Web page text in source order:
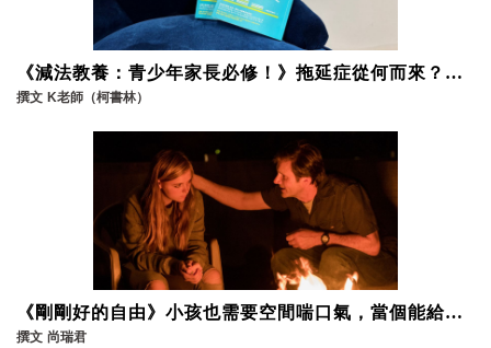
《減法教養：青少年家長必修！》拖延症從何而來？和
孩子一起面對建立良好的溝通環境
撰文 K老師（柯書林）
《剛剛好的自由》小孩也需要空間喘口氣，當個能給孩
子安定力量的家長
撰文 尚瑞君